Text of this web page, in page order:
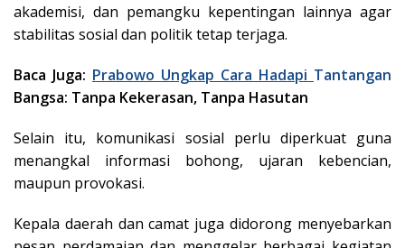
akademisi, dan pemangku kepentingan lainnya agar
stabilitas sosial dan politik tetap terjaga.
Baca Juga: Prabowo Ungkap Cara Hadapi Tantangan
Bangsa: Tanpa Kekerasan, Tanpa Hasutan
Selain itu, komunikasi sosial perlu diperkuat guna
menangkal informasi bohong, ujaran kebencian,
maupun provokasi.
Kepala daerah dan camat juga didorong menyebarkan